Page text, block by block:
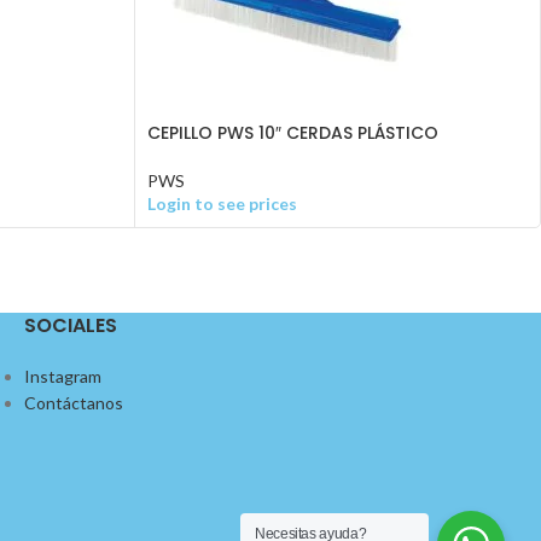
CEPILLO PWS 10″ CERDAS PLÁSTICO
PWS
Login to see prices
SOCIALES
Instagram
Contáctanos
Necesitas ayuda?